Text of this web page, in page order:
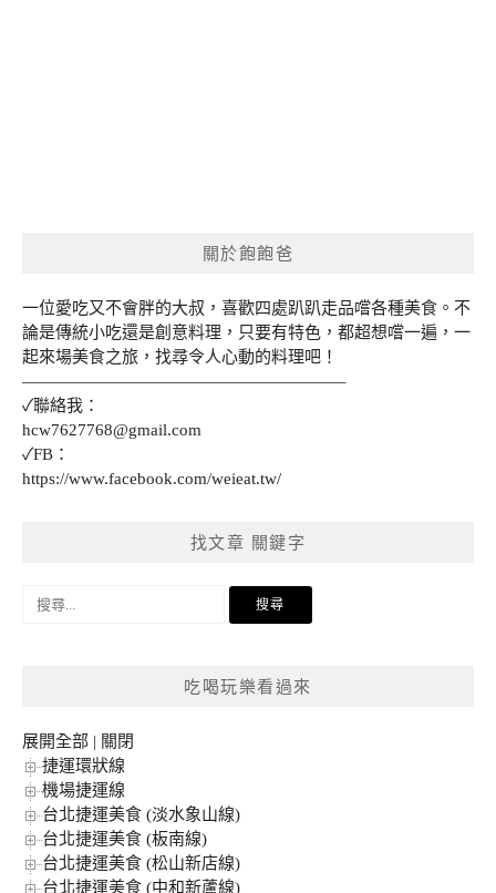
關於飽飽爸
一位愛吃又不會胖的大叔，喜歡四處趴趴走品嚐各種美食。不
論是傳統小吃還是創意料理，只要有特色，都超想嚐一遍，一
起來場美食之旅，找尋令人心動的料理吧！
———————————————————–
✓聯絡我：
hcw7627768@gmail.com
✓FB：
https://www.facebook.com/weieat.tw/
找文章 關鍵字
搜
吃喝玩樂看過來
展開全部 | 關閉
捷運環狀線
機場捷運線
台北捷運美食 (淡水象山線)
台北捷運美食 (板南線)
台北捷運美食 (松山新店線)
台北捷運美食 (中和新蘆線)